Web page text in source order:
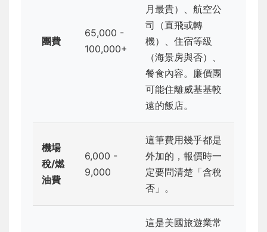
團費
65,000 -
100,000+
月最貴）、航空公
司（直飛或轉
機）、住宿等級
（海景房與否）、
餐食內容。廉價團
可能住離威基基較
遠的飯店。
機場
稅/燃
油費
6,000 -
9,000
這筆費用幾乎都是
外加的，報價時一
定要問清楚「含稅
否」。
這是美國旅遊業常